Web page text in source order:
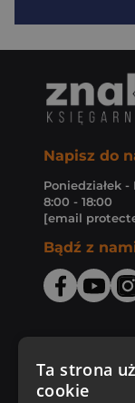
Napisz do
Poniedziałek -
8:00 - 18:00
[email
Bądź z
Zakupy u nas
Ta strona
cookie